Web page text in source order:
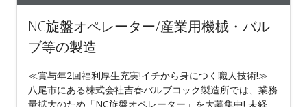
NC旋盤オペレーター/産業用機械・バル
ブ等の製造
≪賞与年2回福利厚生充実!イチから身につく職人技術!≫
八尾市にある株式会社吉春バルブコック製造所では、業務
量拡大のため「NC旋盤オペレーター」を大募集中! 未経